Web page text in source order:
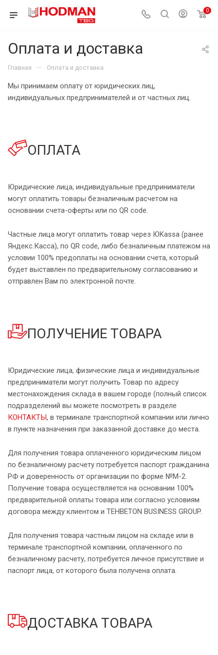
0
Оплата и доставка
Главная — Оплата и доставка
Мы принимаем оплату от юридических лиц,
индивидуальных предпринимателей и от частных лиц.
ОПЛАТА
Юридические лица, индивидуальные предприниматели
могут оплатить товары безналичным расчетом на
основании счета-оферты или по QR code.
Частные лица могут оплатить товар через ЮKassa (ранее
Яндекс.Касса), по QR code, либо безналичным платежом на
условии 100% предоплаты на основании счета, который
будет выставлен по предварительному согласованию и
отправлен Вам по электронной почте.
ПОЛУЧЕНИЕ ТОВАРА
Юридические лица, физические лица и индивидуальные
предприниматели могут получить Товар по адресу
местонахождения склада в вашем городе (полный список
подразделений вы можете посмотреть в разделе
КОНТАКТЫ, в терминале транспортной компании или лично
в пункте назначения при заказанной доставке до места.
Для получения товара оплаченного юридическим лицом
по безналичному расчету потребуется паспорт гражданина
РФ и доверенность от организации по форме №М-2.
Получение товара осуществляется на основании 100%
предварительной оплаты товара или согласно условиям
договора между клиентом и TEHBETON BUSINESS GROUP.
Для получения товара частным лицом на складе или в
терминале транспортной компании, оплаченного по
безналичному расчету, потребуется личное присутствие и
паспорт лица, от которого была получена оплата.
ДОСТАВКА ТОВАРА